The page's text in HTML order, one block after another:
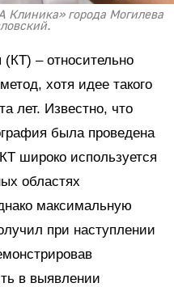
Клиника» города Могилева
– относительно
хотя идее такого
лет. Известно, что
была проведена
широко используется
областях
максимальную
при наступлении
в выявлении